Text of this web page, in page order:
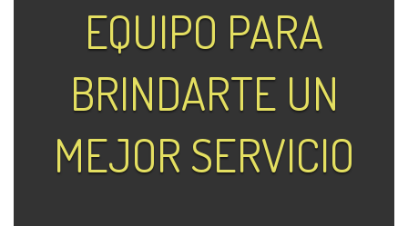
EQUIPO PARA
BRINDARTE UN
MEJOR SERVICIO